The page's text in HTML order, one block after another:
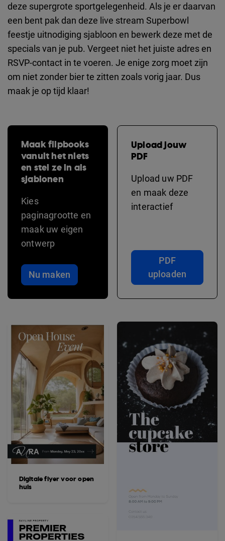
deze supergrote sportgelegenheid. Als je er daarvan
een bent pak dan deze live stream Superbowl
feestje uitnodiging sjabloon en bewerk deze met de
specials van je pub. Vergeet niet het juiste adres en
RSVP-contact in te voeren. Je enige zorg moet zijn
om niet zonder bier te zitten zoals vorig jaar. Dus
maak je op tijd klaar!
Maak flipbooks
vanuit het niets
en stel ze in als
sjablonen
Kies
paginagrootte en
maak uw eigen
ontwerp
Nu maken
Upload jouw
PDF
Upload uw PDF
en maak deze
interactief
PDF
uploaden
Digitale flyer voor open
huis